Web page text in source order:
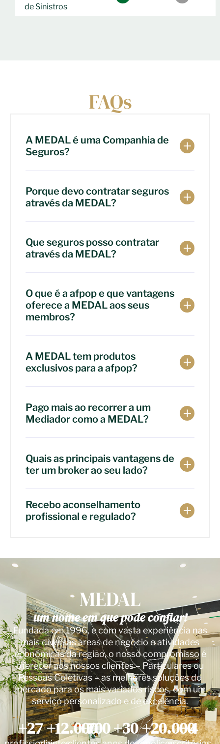
de Sinistros
FAQs
A MEDAL é uma Companhia de
Seguros?
Porque devo contratar seguros
através da MEDAL?
Que seguros posso contratar
através da MEDAL?
O que é a afpop e que vantagens
oferece a MEDAL aos seus
membros?
A MEDAL tem produtos
exclusivos para a afpop?
Pago mais ao recorrer a um
Mediador como a MEDAL?
Quais as principais vantagens de
ter um broker ao seu lado?
Recebo aconselhamento
profissional e regulado?
MEDAL
um nome em que pode confiar!
Fundada em 1996, e com vasta experiência nas
mais diversas áreas de negócio e atividades
económicas da região, o nosso compromisso é
oferecer aos nossos clientes – Particulares ou
Pessoas Coletivas – as melhores soluções do
mercado para os mais variados riscos, com um
serviço personalizado e de excelência.
+27+12.000
+700+30+20.000
+4